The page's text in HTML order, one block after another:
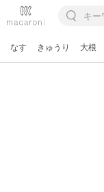
なす きゅうり 大根